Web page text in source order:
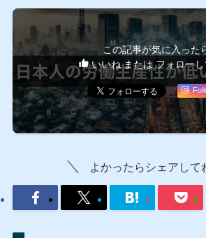
この記事が気に入った
いいね または フォロー
よかったらシェアして